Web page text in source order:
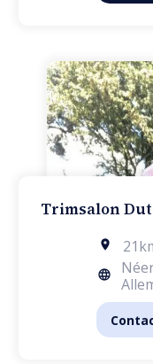
Trimsalon